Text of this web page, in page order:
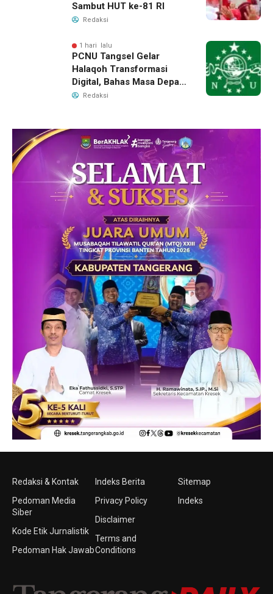
Sambut HUT ke-81 RI
Redaksi
1 hari lalu
PCNU Tangsel Gelar
Halaqoh Transformasi
Digital, Bahas Masa Depan
NU di Era Disrupsi
Redaksi
Redaksi & Kontak
Pedoman Media
Siber
Kode Etik Jurnalistik
Pedoman Hak Jawab
Indeks Berita
Privacy Policy
Disclaimer
Terms and
Conditions
Sitemap
Indeks